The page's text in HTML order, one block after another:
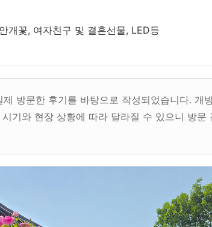
개꽃, 여자친구 및 결혼선물, LED등
방문한 후기를 바탕으로 작성되었습니다. 개
기와 현장 상황에 따라 달라질 수 있으니 방문